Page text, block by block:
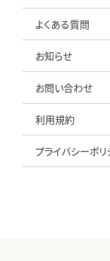
よくある質問
お知らせ
お問い合わせ
利用規約
プライバシーポリ